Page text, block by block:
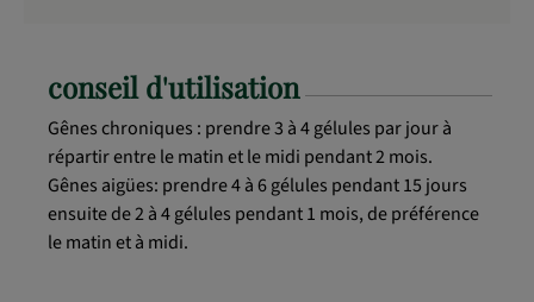
conseil d'utilisation
Gênes chroniques : prendre 3 à 4 gélules par jour à
répartir entre le matin et le midi pendant 2 mois.
Gênes aigües: prendre 4 à 6 gélules pendant 15 jours
ensuite de 2 à 4 gélules pendant 1 mois, de préférence
le matin et à midi.